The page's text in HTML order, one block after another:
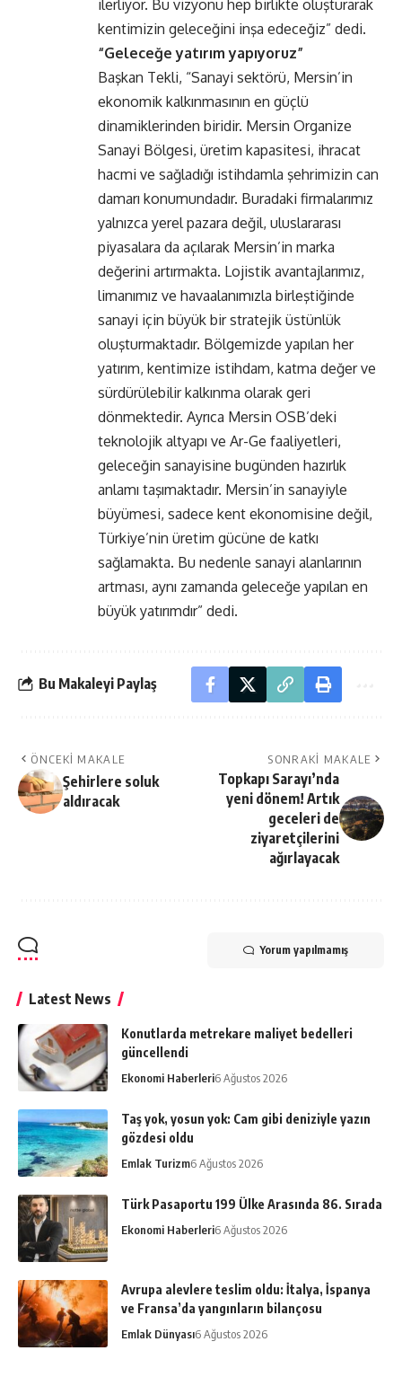
ilerliyor. Bu vizyonu hep birlikte oluşturarak
kentimizin geleceğini inşa ede­ceğiz” dedi.
“Geleceğe yatırım yapıyoruz”
Başkan Tekli, “Sanayi sektörü, Mersin’in
ekonomik kalkınmasının en güçlü
dinamiklerinden biridir. Mersin Organize
Sanayi Bölgesi, üretim kapasitesi, ihracat
hacmi ve sağladığı istihdamla şehrimizin can
damarı konumundadır. Buradaki firmalarımız
yalnızca yerel pazara değil, uluslararası
piyasalara da açılarak Mersin’in marka
değerini artırmakta. Lojistik avantajlarımız,
limanımız ve havaalanımızla birleştiğinde
sanayi için büyük bir stratejik üstünlük
oluşturmaktadır. Bölgemizde yapılan her
yatırım, kentimize istihdam, katma değer ve
sürdürülebilir kalkınma olarak geri
dönmektedir. Ayrıca Mersin OSB’deki
teknolojik altyapı ve Ar-Ge faaliyetleri,
geleceğin sanayisine bugünden hazırlık
anlamı taşımaktadır. Mersin’in sanayiyle
büyümesi, sadece kent ekonomisine değil,
Türkiye’nin üretim gücüne de katkı
sağlamakta. Bu nedenle sanayi alanlarının
artması, aynı zamanda geleceğe yapılan en
büyük yatırımdır” dedi.
Bu Makaleyi Paylaş
ÖNCEKI MAKALE
Şehirlere soluk
aldıracak
SONRAKI MAKALE
Topkapı Sarayı’nda
yeni dönem! Artık
geceleri de
ziyaretçilerini
ağırlayacak
Yorum yapılmamış
Latest News
Konutlarda metrekare maliyet bedelleri
güncellendi
Ekonomi Haberleri6 Ağustos 2026
Taş yok, yosun yok: Cam gibi deniziyle yazın
gözdesi oldu
Emlak Turizm6 Ağustos 2026
Türk Pasaportu 199 Ülke Arasında 86. Sırada
Ekonomi Haberleri6 Ağustos 2026
Avrupa alevlere teslim oldu: İtalya, İspanya
ve Fransa’da yangınların bilançosu
Emlak Dünyası6 Ağustos 2026